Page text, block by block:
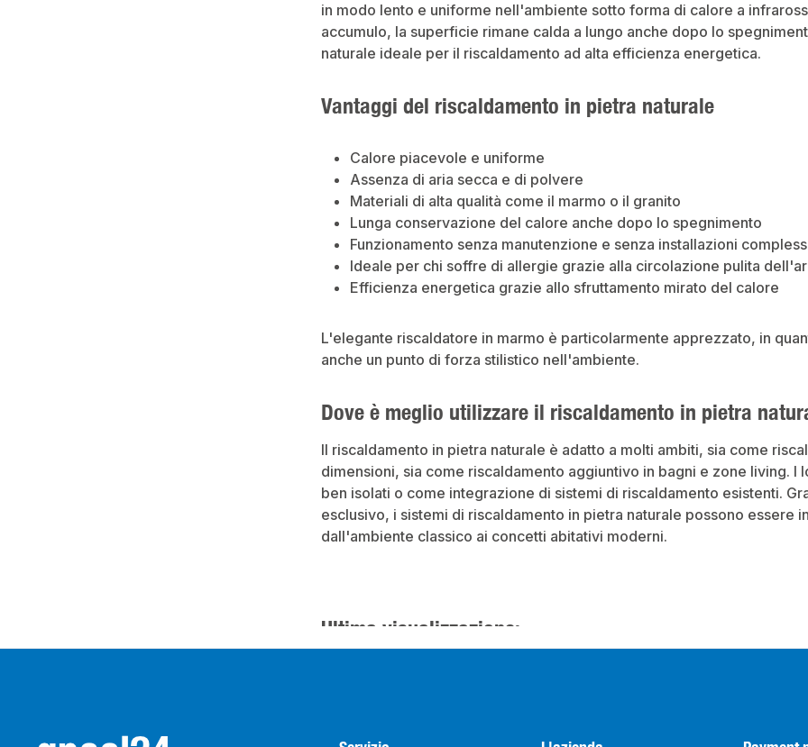
in modo lento e uniforme nell'ambiente sotto forma di calore a
accumulo, la superficie rimane calda a lungo anche dopo lo
naturale ideale per il riscaldamento ad alta efficienza energetica.
Vantaggi del riscaldamento in pietra naturale
Calore piacevole e uniforme
Assenza di aria secca e di polvere
Materiali di alta qualità come il marmo o il granito
Lunga conservazione del calore anche dopo lo spegnimento
Funzionamento senza manutenzione e senza installazioni
Ideale per chi soffre di allergie grazie alla circolazione pulita
Efficienza energetica grazie allo sfruttamento mirato del calore
L'elegante riscaldatore in marmo è particolarmente apprezzato, in
anche un punto di forza stilistico nell'ambiente.
Dove è meglio utilizzare il riscaldamento in pietra
Il riscaldamento in pietra naturale è adatto a molti ambiti, sia come
dimensioni, sia come riscaldamento aggiuntivo in bagni e zone living.
ben isolati o come integrazione di sistemi di riscaldamento esistenti.
esclusivo, i sistemi di riscaldamento in pietra naturale possono essere
dall'ambiente classico ai concetti abitativi moderni.
Ultima visualizzazione: